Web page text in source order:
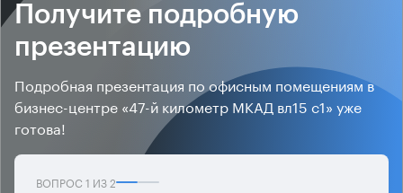
Получите подробную
презентацию
Подробная презентация по офисным помещениям в
бизнес-центре «47-й километр МКАД вл15 с1» уже
готова!
ВОПРОС 1 ИЗ2